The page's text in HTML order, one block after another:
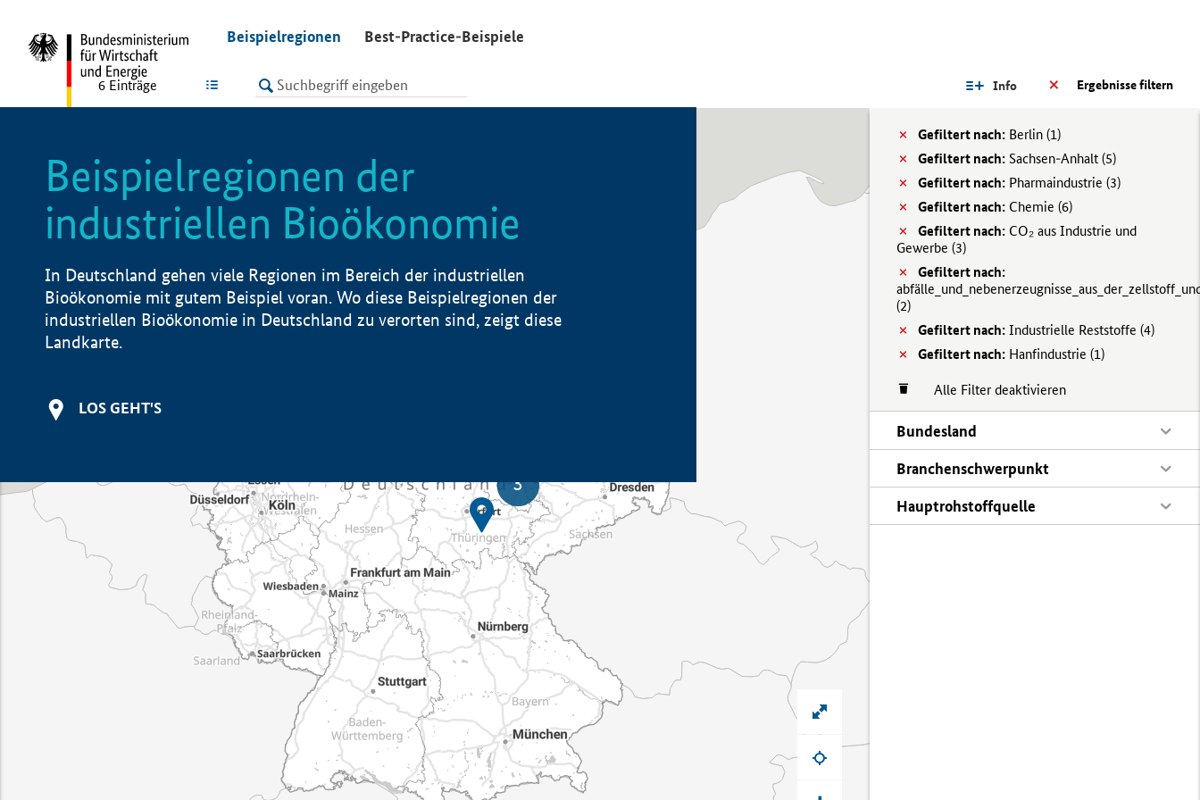
Beispielregionen Best-Practice-Beispiele
LISTE Ergebnisse filtern
Info
Gefiltert nach: Berlin (1)
Gefiltert nach: Sachsen-Anhalt (5)
Gefiltert nach: Pharmaindustrie (3)
Gefiltert nach: Chemie (6)
Gefiltert nach: CO₂ aus Industrie und
Gewerbe (3)
Gefiltert nach:
(2)
Gefiltert nach: Industrielle Reststoffe (4)
Gefiltert nach: Hanfindustrie (1)
Alle Filter deaktivieren
Bundesland
Branchenschwerpunkt
Hauptrohstoffquelle
6 Einträge
Beispielregionen der
industriellen Bioökonomie
In Deutschland gehen viele Regionen im Bereich der industriellen
Bioökonomie mit gutem Beispiel voran. Wo diese Beispielregionen der
industriellen Bioökonomie in Deutschland zu verorten sind, zeigt diese
Landkarte.
LOS GEHT'S